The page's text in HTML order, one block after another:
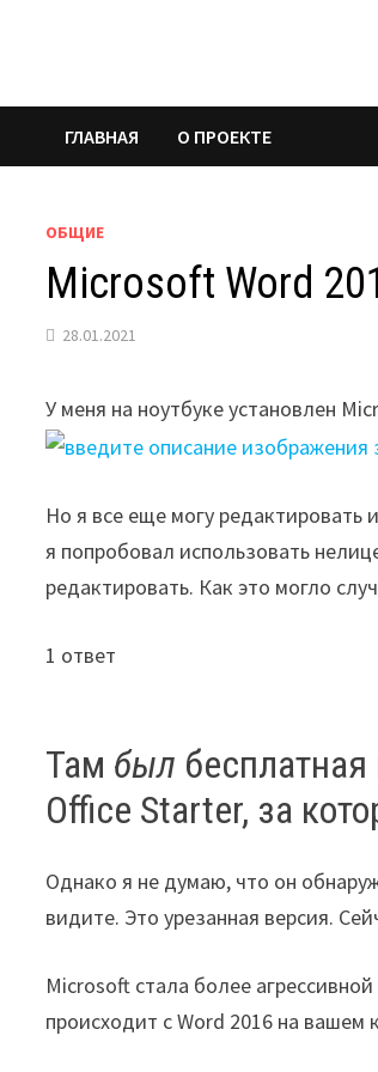
ГЛАВНАЯ О ПРОЕКТЕ
ОБЩИЕ
Microsoft Word
28.01.2021
У меня на ноутбуке установлен
Но я все еще могу редактировать
я попробовал использовать
редактировать. Как это могло
1 ответ
Там был
Office Starter, за
Однако я не думаю, что он
видите. Это урезанная версия.
Microsoft стала более
происходит с Word 2016 на вашем